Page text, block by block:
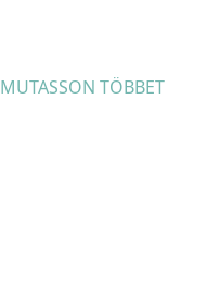
szelektív hulladékgyűjtéshez.
MUTASSON TÖBBET